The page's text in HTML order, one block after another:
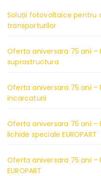
Soluții fotovoltaice pentru
transporturilor
Oferta aniversara 75 ani –
suprastructura
Oferta aniversara 75 ani –
incarcaturii
Oferta aniversara 75 ani –
lichide speciale EUROPART
Oferta aniversara 75 ani –
EUROPART